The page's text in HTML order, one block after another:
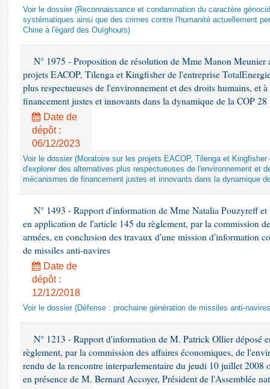
Voir le dossier (Reconnaissance et condamnation du caractère
systématiques ainsi que des crimes contre l'humanité actuellement
Chine à l'égard des Ouïghours)
N° 1975 - Proposition de résolution de Mme Manon Meunier
projets EACOP, Tilenga et Kingfisher de l'entreprise
plus respectueuses de l'environnement et des droits humains, et
financement justes et innovants dans la dynamique de la COP 28
Date de
dépôt :
06/12/2023
Voir le dossier (Moratoire sur les projets EACOP, Tilenga et
d'explorer des alternatives plus respectueuses de l'environnement et
mécanismes de financement justes et innovants dans la dynamique
N° 1493 - Rapport d'information de Mme Natalia Pouzyreff
en application de l'article 145 du règlement, par la commission
armées, en conclusion des travaux d'une mission d'information
de missiles anti-navires
Date de
dépôt :
12/12/2018
Voir le dossier (Défense : prochaine génération de missiles anti-
N° 1213 - Rapport d'information de M. Patrick Ollier déposé
règlement, par la commission des affaires économiques, de
rendu de la rencontre interparlementaire du jeudi 10 juillet 2008
en présence de M. Bernard Accoyer, Président de l'Assemblée